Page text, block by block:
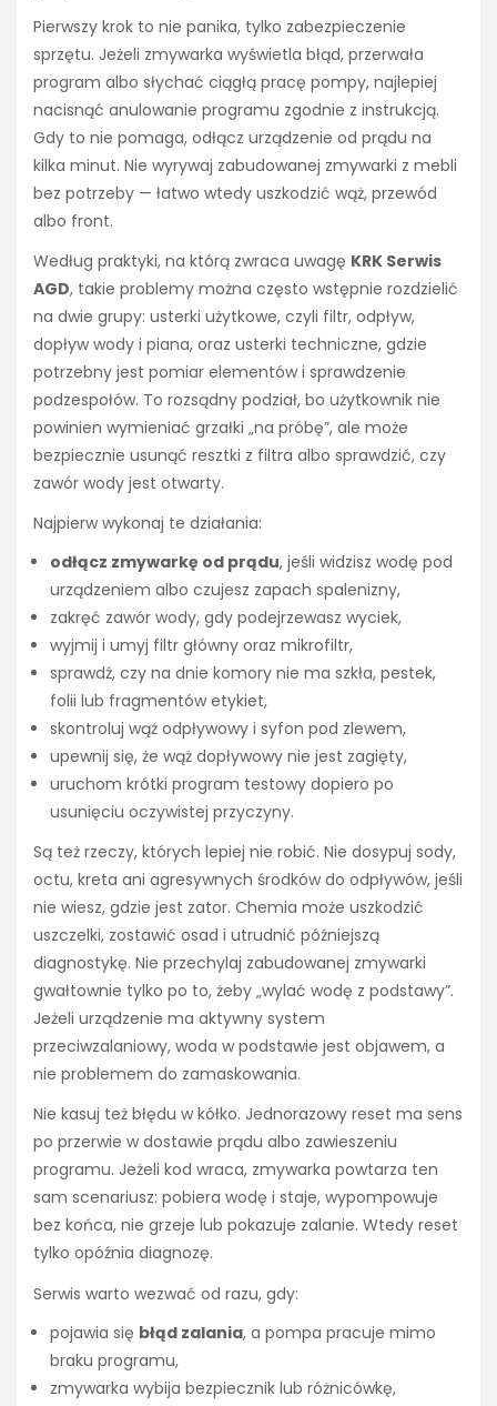
Pierwszy krok to nie panika, tylko zabezpieczenie
sprzętu. Jeżeli zmywarka wyświetla błąd, przerwała
program albo słychać ciągłą pracę pompy, najlepiej
nacisnąć anulowanie programu zgodnie z instrukcją.
Gdy to nie pomaga, odłącz urządzenie od prądu na
kilka minut. Nie wyrywaj zabudowanej zmywarki z mebli
bez potrzeby — łatwo wtedy uszkodzić wąż, przewód
albo front.
Według praktyki, na którą zwraca uwagę KRK Serwis
AGD, takie problemy można często wstępnie rozdzielić
na dwie grupy: usterki użytkowe, czyli filtr, odpływ,
dopływ wody i piana, oraz usterki techniczne, gdzie
potrzebny jest pomiar elementów i sprawdzenie
podzespołów. To rozsądny podział, bo użytkownik nie
powinien wymieniać grzałki „na próbę”, ale może
bezpiecznie usunąć resztki z filtra albo sprawdzić, czy
zawór wody jest otwarty.
Najpierw wykonaj te działania:
odłącz zmywarkę od prądu, jeśli widzisz wodę pod
urządzeniem albo czujesz zapach spalenizny,
zakręć zawór wody, gdy podejrzewasz wyciek,
wyjmij i umyj filtr główny oraz mikrofiltr,
sprawdź, czy na dnie komory nie ma szkła, pestek,
folii lub fragmentów etykiet,
skontroluj wąż odpływowy i syfon pod zlewem,
upewnij się, że wąż dopływowy nie jest zagięty,
uruchom krótki program testowy dopiero po
usunięciu oczywistej przyczyny.
Są też rzeczy, których lepiej nie robić. Nie dosypuj sody,
octu, kreta ani agresywnych środków do odpływów, jeśli
nie wiesz, gdzie jest zator. Chemia może uszkodzić
uszczelki, zostawić osad i utrudnić późniejszą
diagnostykę. Nie przechylaj zabudowanej zmywarki
gwałtownie tylko po to, żeby „wylać wodę z podstawy”.
Jeżeli urządzenie ma aktywny system
przeciwzalaniowy, woda w podstawie jest objawem, a
nie problemem do zamaskowania.
Nie kasuj też błędu w kółko. Jednorazowy reset ma sens
po przerwie w dostawie prądu albo zawieszeniu
programu. Jeżeli kod wraca, zmywarka powtarza ten
sam scenariusz: pobiera wodę i staje, wypompowuje
bez końca, nie grzeje lub pokazuje zalanie. Wtedy reset
tylko opóźnia diagnozę.
Serwis warto wezwać od razu, gdy:
pojawia się błąd zalania, a pompa pracuje mimo
braku programu,
zmywarka wybija bezpiecznik lub różnicówkę,